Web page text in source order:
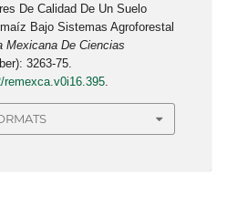
De Calidad De Un Suelo
Bajo Sistemas Agroforestal
Mexicana De Ciencias
3263-75.
remexca.v0i16.395